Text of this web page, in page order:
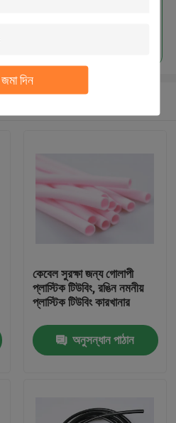
জমা দিন
কেবেল সুরক্ষা জন্য গোলাপী
প্লাস্টিক টিউবিং, রঙিন নমনীয়
প্লাস্টিক টিউবিং কারখানার
অনুসন্ধান পাঠান